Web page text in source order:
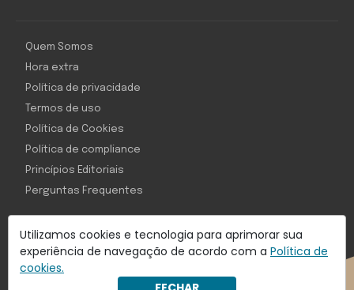
Utilizamos cookies e tecnologia para aprimorar sua
experiência de navegação de acordo com a Política de
cookies.
Com inteligência e tecnologia:
Object1ve - Marketing Solution
Quem Somos
Hora extra
Política de privacidade
Termos de uso
Política de Cookies
Política de compliance
Princípios Editoriais
Perguntas Frequentes